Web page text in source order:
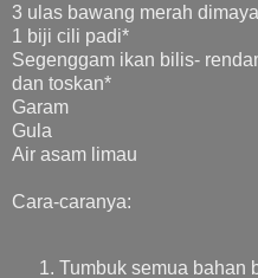
3 ulas bawang merah
1 biji cili padi*
Segenggam ikan bilis-
dan toskan*
Garam
Gula
Air asam limau
Cara-caranya:
Tumbuk semua bahan